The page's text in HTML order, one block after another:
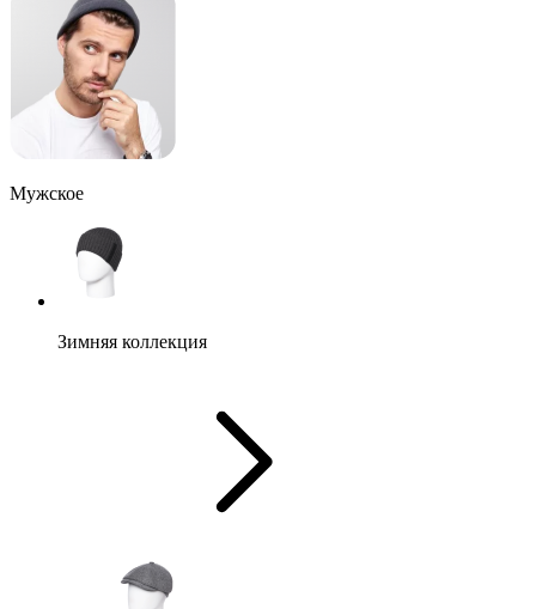
Мужское
Зимняя коллекция